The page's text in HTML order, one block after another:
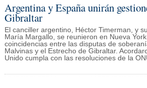
Argentina y España unirán
Gibraltar
El canciller argentino, Héctor Timerman, y
María Margallo, se reunieron en Nueva
coincidencias entre las disputas de
Malvinas y el Estrecho de Gibraltar.
Unido cumpla con las resoluciones de la